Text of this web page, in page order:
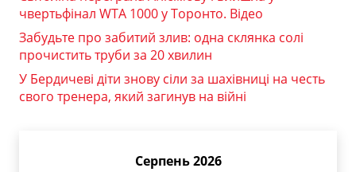
чвертьфінал WTA 1000 у Торонто. Відео
Забудьте про забитий злив: одна склянка солі
прочистить труби за 20 хвилин
У Бердичеві діти знову сіли за шахівниці на честь
свого тренера, який загинув на війні
Серпень 2026